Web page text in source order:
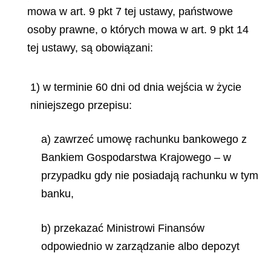
mowa w art. 9 pkt 7 tej ustawy, państwowe
osoby prawne, o których mowa w art. 9 pkt 14
tej ustawy, są obowiązani:
1) w terminie 60 dni od dnia wejścia w życie
niniejszego przepisu:
a) zawrzeć umowę rachunku bankowego z
Bankiem Gospodarstwa Krajowego – w
przypadku gdy nie posiadają rachunku w tym
banku,
b) przekazać Ministrowi Finansów
odpowiednio w zarządzanie albo depozyt